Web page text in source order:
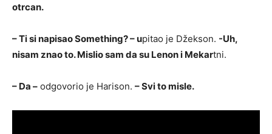
otrcan.
– Ti si napisao Something? – upitao je Džekson. -Uh,
nisam znao to. Mislio sam da su Lenon i Mekartni.
– Da – odgovorio je Harison. – Svi to misle.